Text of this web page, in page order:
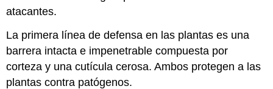
atacantes.
La primera línea de defensa en las plantas es una
barrera intacta e impenetrable compuesta por
corteza y una cutícula cerosa. Ambos protegen a las
plantas contra patógenos.